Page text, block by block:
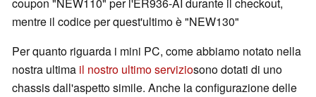
mentre il codice per quest'ultimo è "NEW130"
Per quanto riguarda i mini PC, come abbiamo notato nella
nostra ultima il nostro ultimo serviziosono dotati di uno
chassis dall'aspetto simile. Anche la configurazione delle